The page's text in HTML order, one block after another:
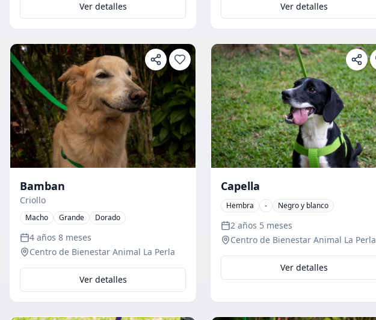
Ver detalles Ver detalles
Bamban
Criollo
Macho Grande Dorado
4 años 8 meses
Centro de Bienestar Animal La Perla
Ver detalles
Capella
Hembra - Negro y blanco
2 años 5 meses
Centro de Bienestar Animal La Perla
Ver detalles